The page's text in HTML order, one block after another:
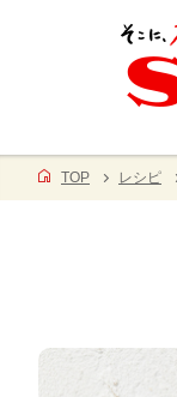
TOP レシピ